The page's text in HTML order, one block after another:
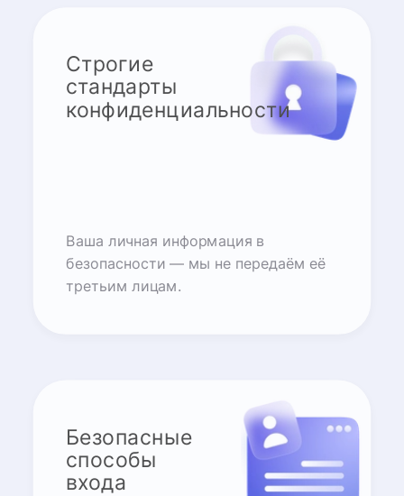
Строгие
стандарты
конфиденциальности
Ваша личная информация в
безопасности — мы не передаём её
третьим лицам.
Безопасные
способы
входа